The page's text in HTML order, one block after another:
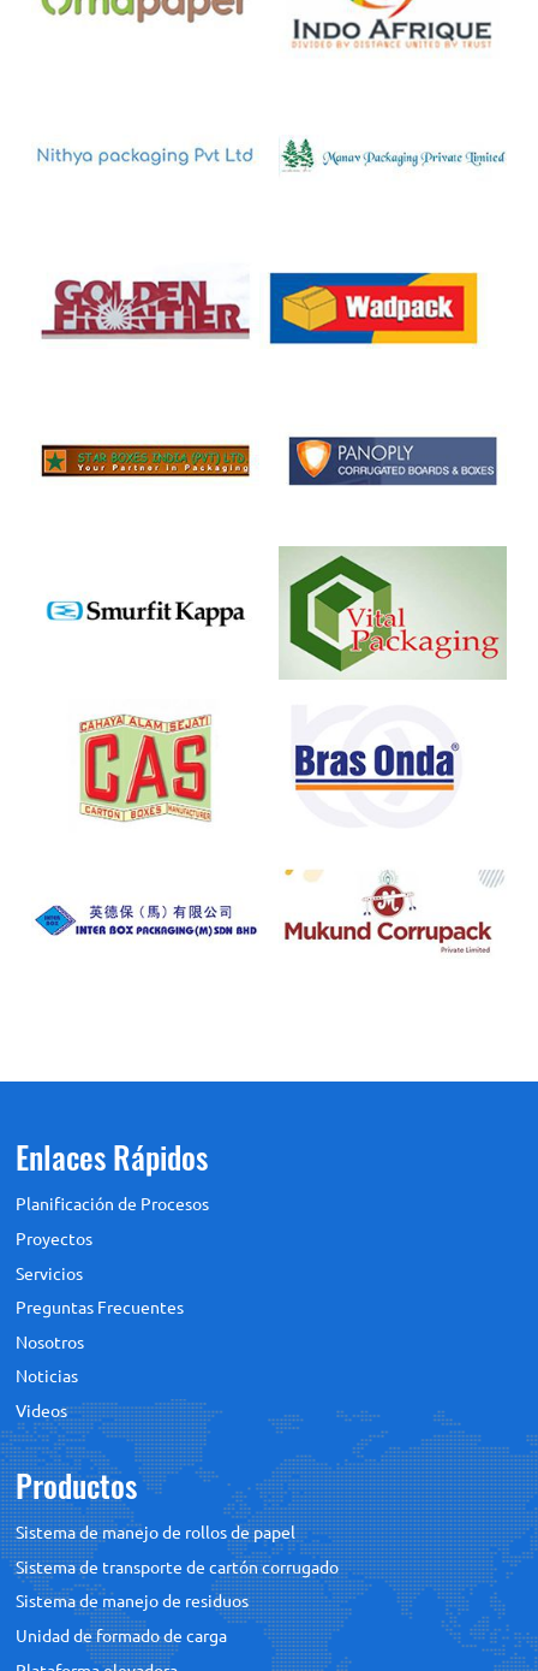
Enlaces Rápidos
Planificación de Procesos
Proyectos
Servicios
Preguntas Frecuentes
Nosotros
Noticias
Videos
Productos
Sistema de manejo de rollos de papel
Sistema de transporte de cartón corrugado
Sistema de manejo de residuos
Unidad de formado de carga